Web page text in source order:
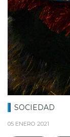
SOCIEDAD
05 ENERO 2021